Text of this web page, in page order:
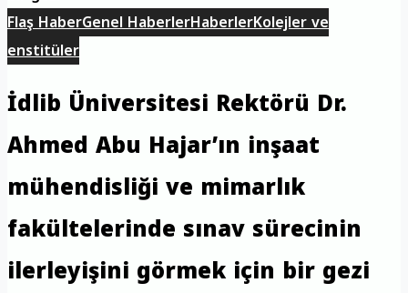
Flaş HaberGenel HaberlerHaberlerKolejler ve
enstitüler
İdlib Üniversitesi Rektörü Dr.
Ahmed Abu Hajar’ın inşaat
mühendisliği ve mimarlık
fakültelerinde sınav sürecinin
ilerleyişini görmek için bir gezi